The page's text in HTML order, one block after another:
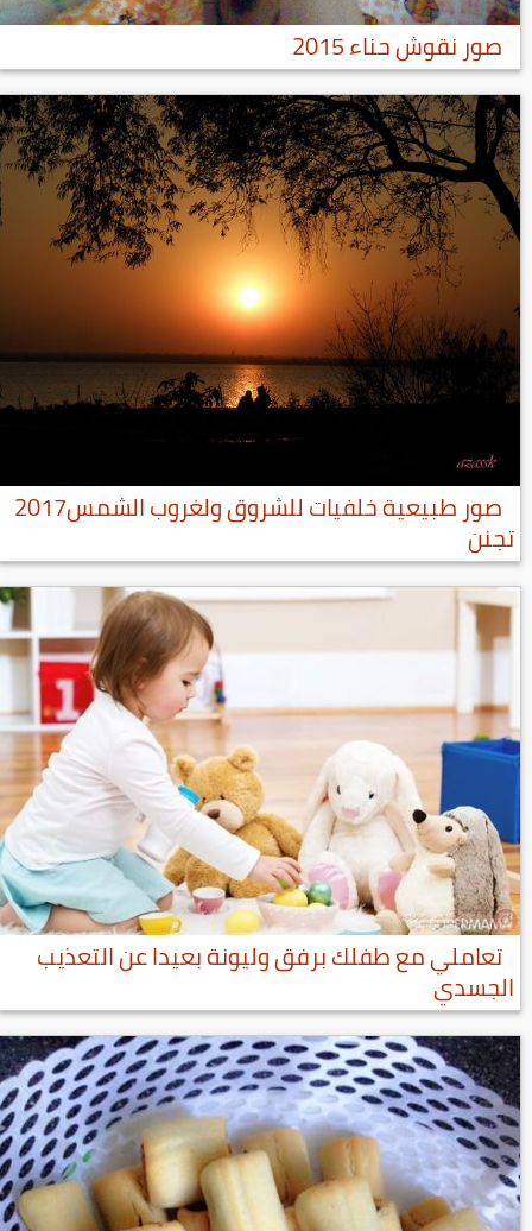
صور نقوش حناء 2015
صور طبيعية خلفيات للشروق ولغروب الشمس2017
تجنن
تعاملي مع طفلك برفق وليونة بعيدا عن التعذيب
الجسدي